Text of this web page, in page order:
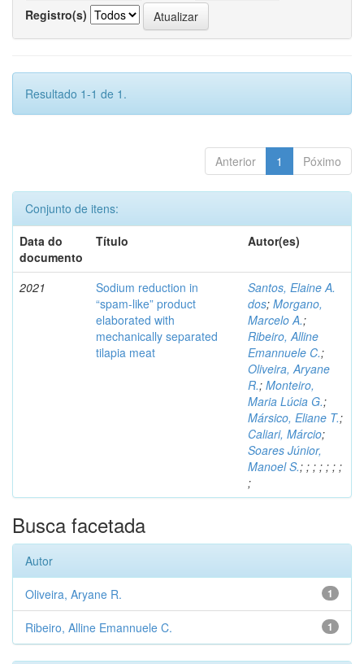
Registro(s)
Resultado 1-1 de 1.
Anterior 1 Póximo
Conjunto de itens:
Data do
documento
Título Autor(es)
2021
Sodium reduction in
“spam-like” product
elaborated with
mechanically separated
tilapia meat
Santos, Elaine A.
dos; Morgano,
Marcelo A.;
Ribeiro, Alline
Emannuele C.;
Oliveira, Aryane
R.; Monteiro,
Maria Lúcia G.;
Mársico, Eliane T.;
Caliari, Márcio;
Soares Júnior,
Manoel S.; ; ; ; ; ; ;
;
Busca facetada
Autor
1
Oliveira, Aryane R.
1
Ribeiro, Alline Emannuele C.